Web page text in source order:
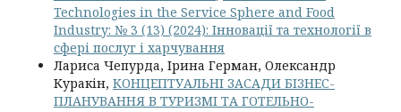
Technologies in the Service Sphere and Food
Industry: № 3 (13) (2024): Інновації та технології в
сфері послуг і харчування
Лариса Чепурда, Ірина Герман, Олександр
Куракін, КОНЦЕПТУАЛЬНІ ЗАСАДИ БІЗНЕС-
ПЛАНУВАННЯ В ТУРИЗМІ ТА ГОТЕЛЬНО-